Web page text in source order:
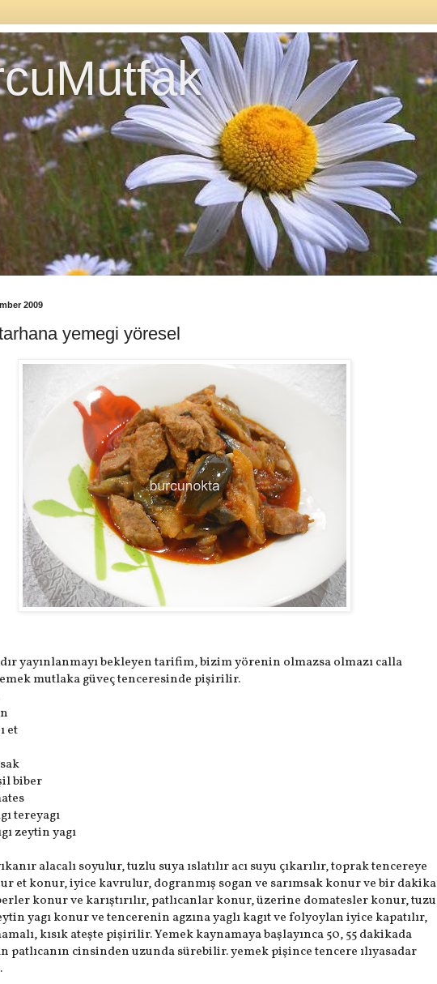
2009
yemegi yöresel
yayınlanmayı bekleyen tarifim, bizim yörenin olmazsa olmazı calla
mutlaka güveç tenceresinde pişirilir.
et
biber
tereyagı
zeytin yagı
alacalı soyulur, tuzlu suya ıslatılır acı suyu çıkarılır, toprak tencereye
et konur, iyice kavrulur, dogranmış sogan ve sarımsak konur ve bir dakika
konur ve karıştırılır, patlıcanlar konur, üzerine domatesler konur, tuzu
yagı konur ve tencerenin agzına yaglı kagıt ve folyoylan iyice kapatılır,
kısık ateşte pişirilir. Yemek kaynamaya başlayınca 50, 55 dakikada
patlıcanın cinsinden uzunda sürebilir. yemek pişince tencere ılıyasadar